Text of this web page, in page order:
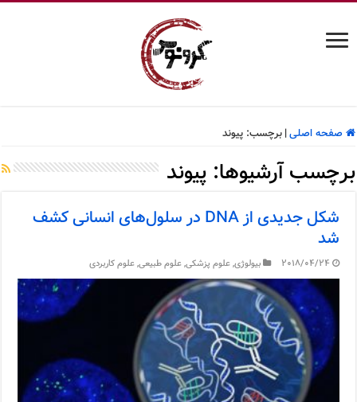
صفحه اصلی| برچسب:پیوند
برچسب آرشیوها: پیوند
شکل جدیدی از DNA در سلول‌های انسانی کشف
شد
2018/04/24 بیولوژی,علوم پزشکی,علوم طبیعی,علوم کاربردی